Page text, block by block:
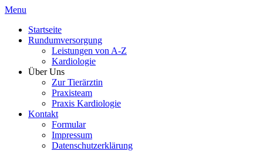
Menu
Startseite
Rundumversorgung
Leistungen von A-Z
Kardiologie
Über Uns
Zur Tierärztin
Praxisteam
Praxis Kardiologie
Kontakt
Formular
Impressum
Datenschutzerklärung